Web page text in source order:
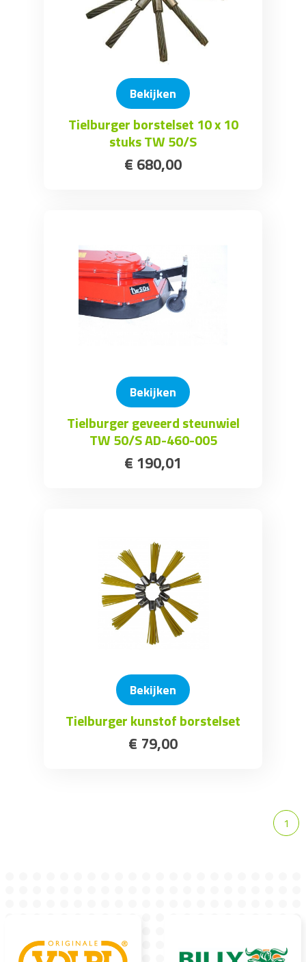
Bekijken
Tielburger borstelset 10 x 10
stuks TW 50/S
€ 680,00
Bekijken
Tielburger geveerd steunwiel
TW 50/S AD-460-005
€ 190,01
Bekijken
Tielburger kunstof borstelset
€ 79,00
1